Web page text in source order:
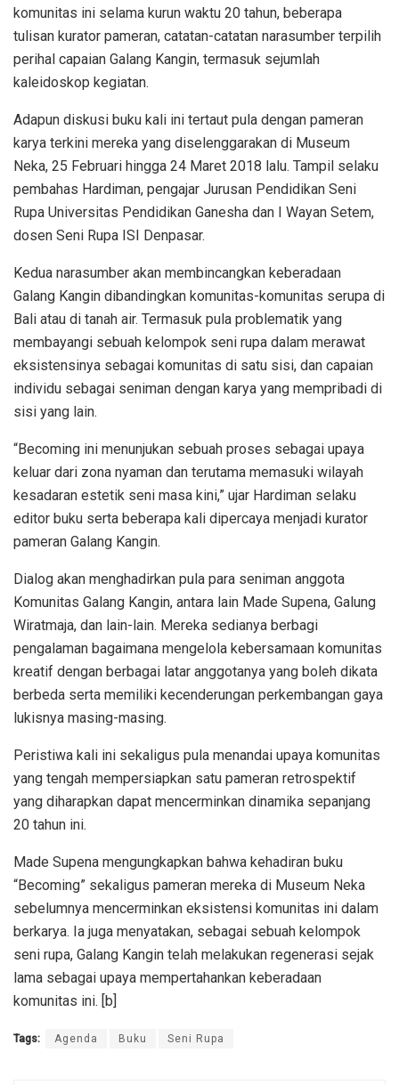
komunitas ini selama kurun waktu 20 tahun, beberapa
tulisan kurator pameran, catatan-catatan narasumber terpilih
perihal capaian Galang Kangin, termasuk sejumlah
kaleidoskop kegiatan.
Adapun diskusi buku kali ini tertaut pula dengan pameran
karya terkini mereka yang diselenggarakan di Museum
Neka, 25 Februari hingga 24 Maret 2018 lalu. Tampil selaku
pembahas Hardiman, pengajar Jurusan Pendidikan Seni
Rupa Universitas Pendidikan Ganesha dan I Wayan Setem,
dosen Seni Rupa ISI Denpasar.
Kedua narasumber akan membincangkan keberadaan
Galang Kangin dibandingkan komunitas-komunitas serupa di
Bali atau di tanah air. Termasuk pula problematik yang
membayangi sebuah kelompok seni rupa dalam merawat
eksistensinya sebagai komunitas di satu sisi, dan capaian
individu sebagai seniman dengan karya yang mempribadi di
sisi yang lain.
“Becoming ini menunjukan sebuah proses sebagai upaya
keluar dari zona nyaman dan terutama memasuki wilayah
kesadaran estetik seni masa kini,” ujar Hardiman selaku
editor buku serta beberapa kali dipercaya menjadi kurator
pameran Galang Kangin.
Dialog akan menghadirkan pula para seniman anggota
Komunitas Galang Kangin, antara lain Made Supena, Galung
Wiratmaja, dan lain-lain. Mereka sedianya berbagi
pengalaman bagaimana mengelola kebersamaan komunitas
kreatif dengan berbagai latar anggotanya yang boleh dikata
berbeda serta memiliki kecenderungan perkembangan gaya
lukisnya masing-masing.
Peristiwa kali ini sekaligus pula menandai upaya komunitas
yang tengah mempersiapkan satu pameran retrospektif
yang diharapkan dapat mencerminkan dinamika sepanjang
20 tahun ini.
Made Supena mengungkapkan bahwa kehadiran buku
“Becoming” sekaligus pameran mereka di Museum Neka
sebelumnya mencerminkan eksistensi komunitas ini dalam
berkarya. Ia juga menyatakan, sebagai sebuah kelompok
seni rupa, Galang Kangin telah melakukan regenerasi sejak
lama sebagai upaya mempertahankan keberadaan
komunitas ini. [b]
Tags: Agenda Buku Seni Rupa